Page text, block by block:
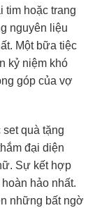
tim hoặc trang
nguyên liệu
Một bữa tiệc
kỷ niệm khó
góp của vợ
quà tặng
đại diện
Sự kết hợp
hảo nhất.
những bất ngờ